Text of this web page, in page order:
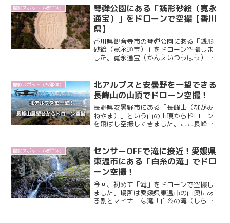
た被写体で、何度か電話して許可取りを
試みたものの撃沈してい...
撮影スポット（被写体）
琴弾公園にある「銭形砂絵（寛永
通宝）」をドローンで空撮【香川
県】
香川県観音寺市の琴弾公園にある「銭形
砂絵（寛永通宝）」をドローン空撮しま
した。寛永通宝（かんえいつうほう）：
した砂絵ここは数年前から撮りたかった
場所で、まさにドローンが...
撮影スポット（被写体）
北アルプスと安曇野を一望できる
長峰山の山頂でドローン空撮！
長野県安曇野市にある「長峰山（ながみ
ねやま）」という山の山頂からドローン
を飛ばし空撮してきました。ここ長峰山
る北アルプスの山々を同時に見渡すこと
ができます。あまり観光地...
撮影スポット（被写体）
センサーOFFで滝に接近！愛媛県
東温市にある「白糸の滝」でドロ
ーン空撮！
今回、初めて「滝」をドローンで空撮し
ました。場所は愛媛県東温市の山奥にあ
る割とマイナーな滝「白糸の滝（しらい